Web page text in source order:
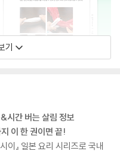
기
시간 버는 살림 정보
이 한 권이면 끝!
이』 일본 요리 시리즈로 국내